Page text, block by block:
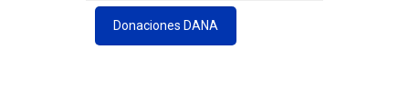
Donaciones DANA